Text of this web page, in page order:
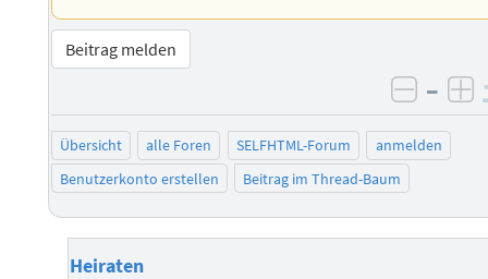
Beitrag melden
–
Übersicht alle Foren SELFHTML-Forum
anmelden
Benutzerkonto erstellen
Beitrag im Thread-Baum
Heiraten